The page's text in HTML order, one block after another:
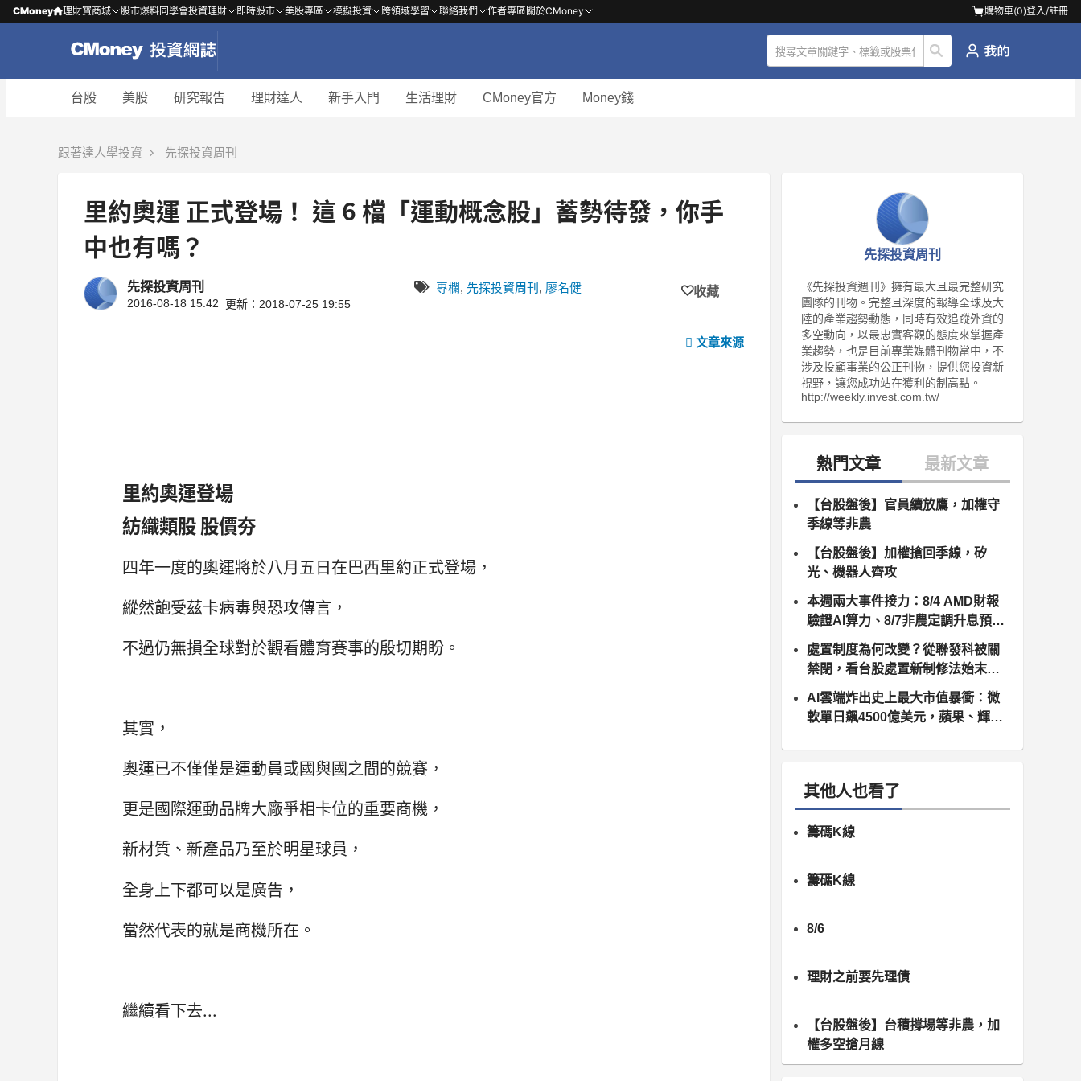
CMoney 理財寶商城 股市爆料同學會投資理財 即時股市 美股專區 模擬投資 跨領域學習 聯絡我們 作者專區關於CMoney 購物車(0)登入/註冊
台股 美股 研究報告 理財達人 新手入門 生活理財 CMoney官方 Money錢
跟著達人學投資 先探投資周刊
里約奧運 正式登場！ 這 6 檔「運動概念股」蓄勢待發，你手
中也有嗎？
先探投資周刊
2016-08-18 15:42 更新：2018-07-25 19:55
專欄, 先探投資周刊 , 廖名健 收藏
文章來源
里約奧運登場
紡織類股 股價夯
四年一度的奧運將於八月五日在巴西里約正式登場，
縱然飽受茲卡病毒與恐攻傳言，
不過仍無損全球對於觀看體育賽事的殷切期盼。
其實，
奧運已不僅僅是運動員或國與國之間的競賽，
更是國際運動品牌大廠爭相卡位的重要商機，
新材質、新產品乃至於明星球員，
全身上下都可以是廣告，
當然代表的就是商機所在。
繼續看下去...
先探投資周刊
《先探投資週刊》擁有最大且最完整研究
團隊的刊物。完整且深度的報導全球及大
陸的產業趨勢動態，同時有效追蹤外資的
多空動向，以最忠實客觀的態度來掌握產
業趨勢，也是目前專業媒體刊物當中，不
涉及投顧事業的公正刊物，提供您投資新
視野，讓您成功站在獲利的制高點。
http://weekly.invest.com.tw/
【台股盤後】官員續放鷹，加權守
季線等非農
【台股盤後】加權搶回季線，矽
光、機器人齊攻
本週兩大事件接力：8/4 AMD財報
驗證AI算力、8/7非農定調升息預
期，台股供應鏈誰卡位最佳？
處置制度為何改變？從聯發科被關
禁閉，看台股處置新制修法始末（8
月10日正式上路）
AI雲端炸出史上最大市值暴衝：微
軟單日飆4500億美元，蘋果、輝達
其他人也看了
籌碼K線
籌碼K線
8/6
理財之前要先理債
【台股盤後】台積撐場等非農，加
權多空搶月線